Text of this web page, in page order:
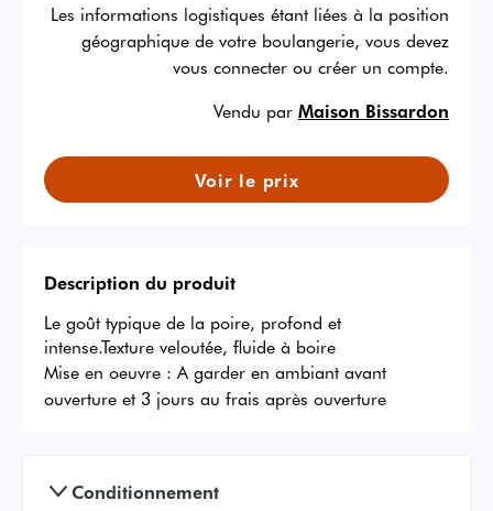
Les informations logistiques étant liées à la position
géographique de votre boulangerie, vous devez
vous connecter ou créer un compte.
Vendu par Maison Bissardon
Voir le prix
Description du produit
Le goût typique de la poire, profond et
intense.Texture veloutée, fluide à boire
Mise en oeuvre : A garder en ambiant avant
ouverture et 3 jours au frais après ouverture
Conditionnement